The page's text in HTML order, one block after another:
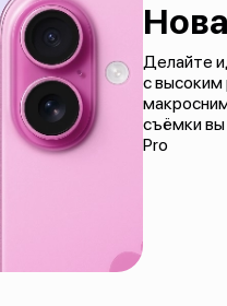
Делайте
с
съёмки
Pro